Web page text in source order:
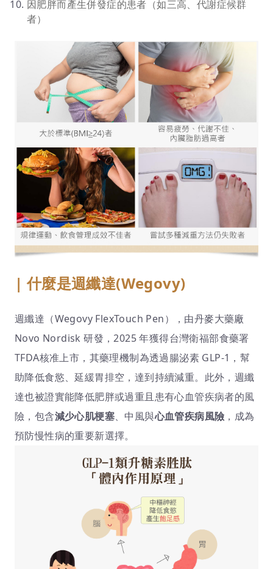
因肥胖而產生併發症的患者（如三高、代謝症候群
者）
| 什麼是週纖達(Wegovy)
週纖達（Wegovy FlexTouch Pen），由丹麥大藥廠
Novo Nordisk 研發，2025 年獲得台灣衛福部食藥署
TFDA核准上市，其藥理機制為透過腸泌素 GLP-1，幫
助降低食慾、延緩胃排空，達到持續減重。此外，週纖
達也被證實能降低肥胖或過重且患有心血管疾病者的風
險，包含減少心肌梗塞、中風與心血管疾病風險 ，成為
預防慢性病的重要新選擇。